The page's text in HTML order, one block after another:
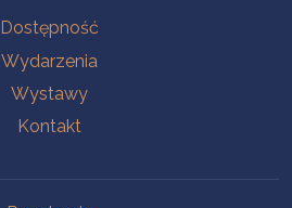
Dostępność
Wydarzenia
Wystawy
Kontakt